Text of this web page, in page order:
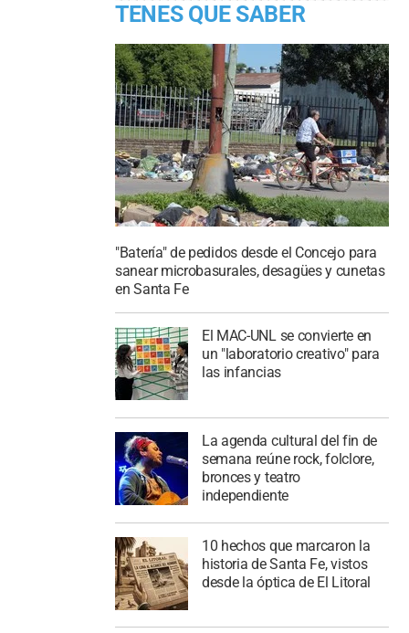
TENES QUE SABER
"Batería" de pedidos desde el Concejo para
sanear microbasurales, desagües y cunetas
en Santa Fe
El MAC-UNL se convierte en
un "laboratorio creativo" para
las infancias
La agenda cultural del fin de
semana reúne rock, folclore,
bronces y teatro
independiente
10 hechos que marcaron la
historia de Santa Fe, vistos
desde la óptica de El Litoral